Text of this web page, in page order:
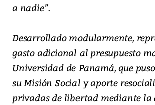
a nadie”.
Desarrollado modularmente,
gasto adicional al presupuesto
Universidad de Panamá, que
su Misión Social y aporte
privadas de libertad mediante la